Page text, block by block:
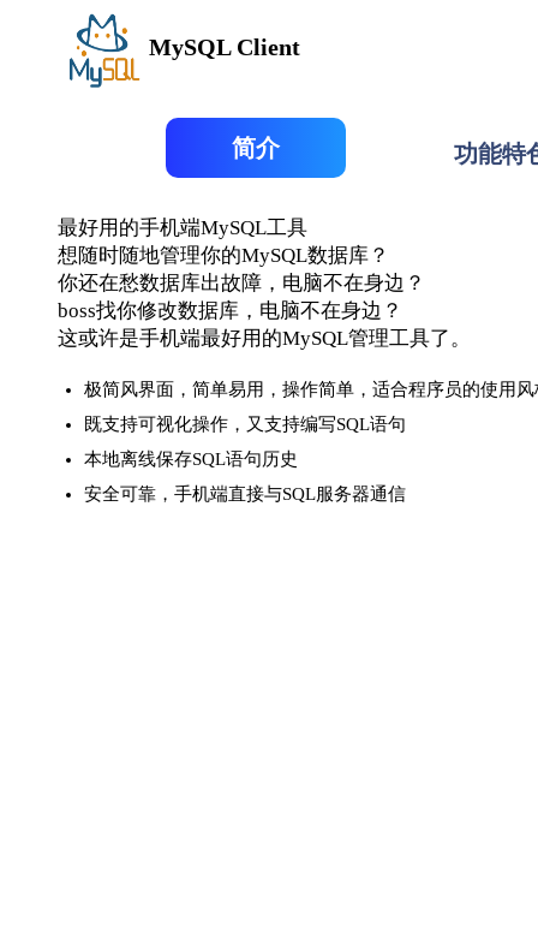
MySQL Client
简介 功能特
最好用的手机端MySQL工具
想随时随地管理你的MySQL数据库？
你还在愁数据库出故障，电脑不在身边？
boss找你修改数据库，电脑不在身边？
这或许是手机端最好用的MySQL管理工具了。
极简风界面，简单易用，操作简单，适合程序员的使用风
既支持可视化操作，又支持编写SQL语句
本地离线保存SQL语句历史
安全可靠，手机端直接与SQL服务器通信